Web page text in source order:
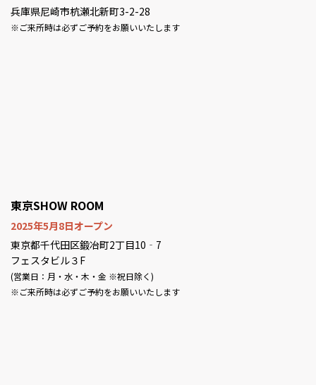
兵庫県尼崎市杭瀬北新町3-2-28
※ご来所時は必ずご予約をお願いいたします
東京SHOW ROOM
2025年5月8日オープン
東京都千代田区鍛冶町2丁目10‐7
フェスタビル３F
(営業日：月・水・木・金 ※祝日除く)
※ご来所時は必ずご予約をお願いいたします